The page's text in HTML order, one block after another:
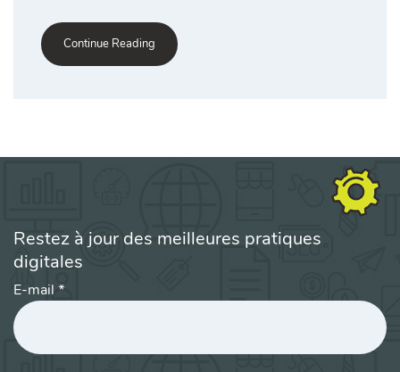
Continue Reading
Restez à jour des meilleures pratiques
digitales
E-mail *